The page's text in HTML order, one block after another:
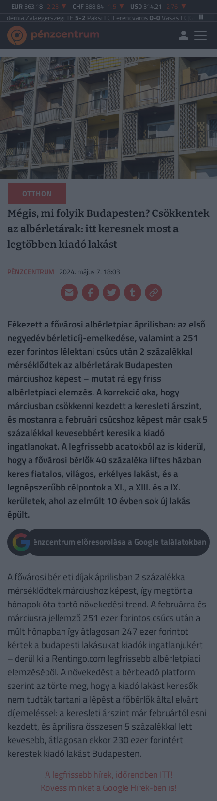
EUR 363.18 -2.23 CHF 388.84 -1.5 USD 314.21 -2.76
TE5-2Paksi FC| Ferencváros 0-0Vasas FC|Győri ETO FC 4-0
OTTHON
Mégis, mi folyik Budapesten? Csökkentek
az albérletárak: itt keresnek most a
legtöbben kiadó lakást
PÉNZCENTRUM 2024. május 7. 18:03
Fékezett a fővárosi albérletpiac áprilisban: az első
negyedév bérletidíj-emelkedése, valamint a 251
ezer forintos lélektani csúcs után 2 százalékkal
mérséklődtek az albérletárak Budapesten
márciushoz képest – mutat rá egy friss
albérletpiaci elemzés. A korrekció oka, hogy
márciusban csökkenni kezdett a keresleti árszint,
és mostanra a februári csúcshoz képest már csak 5
százalékkal kevesebbért keresik a kiadó
ingatlanokat. A legfrissebb adatokból az is kiderül,
hogy a fővárosi bérlők 40 százaléka liftes házban
keres fiatalos, világos, erkélyes lakást, és a
legnépszerűbb célpontok a XI., a XIII. és a IX.
kerületek, ahol az elmúlt 10 évben sok új lakás
épült.
Pénzcentrum előresorolása a Google találatokban
A fővárosi bérleti díjak áprilisban 2 százalékkal
mérséklődtek márciushoz képest, így megtört a
hónapok óta tartó növekedési trend. A februárra és
márciusra jellemző 251 ezer forintos csúcs után a
múlt hónapban így átlagosan 247 ezer forintot
kértek a budapesti lakásukat kiadók ingatlanjukért
– derül ki a Rentingo.com legfrissebb albérletpiaci
elemzéséből. A növekedést a bérbeadó platform
szerint az törte meg, hogy a kiadó lakást keresők
nem tudták tartani a lépést a főbérlők által elvárt
díjemeléssel: a keresleti árszint már februártól esni
kezdett, és áprilisra összesen 5 százalékkal lett
kevesebb, átlagosan ekkor 230 ezer forintért
kerestek kiadó lakást Budapesten.
A legfrissebb hírek, időrendben ITT!
Kövess minket a Google Hírek-ben is!